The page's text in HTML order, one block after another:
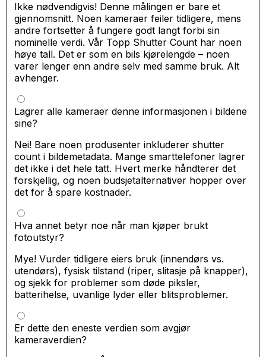
Ikke nødvendigvis! Denne målingen er bare et
gjennomsnitt. Noen kameraer feiler tidligere, mens
andre fortsetter å fungere godt langt forbi sin
nominelle verdi. Vår Topp Shutter Count har noen
høye tall. Det er som en bils kjørelengde – noen
varer lenger enn andre selv med samme bruk. Alt
avhenger.
Lagrer alle kameraer denne informasjonen i bildene
sine?
Nei! Bare noen produsenter inkluderer shutter
count i bildemetadata. Mange smarttelefoner lagrer
det ikke i det hele tatt. Hvert merke håndterer det
forskjellig, og noen budsjetalternativer hopper over
det for å spare kostnader.
Hva annet betyr noe når man kjøper brukt
fotoutstyr?
Mye! Vurder tidligere eiers bruk (innendørs vs.
utendørs), fysisk tilstand (riper, slitasje på knapper),
og sjekk for problemer som døde piksler,
batterihelse, uvanlige lyder eller blitsproblemer.
Er dette den eneste verdien som avgjør
kameraverdien?